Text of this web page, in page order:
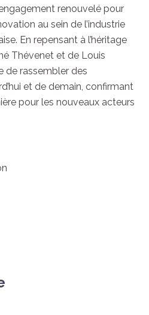
renouvelé pour
au sein de l’industrie
En repensant à l’héritage
Thévenet et de Louis
de rassembler des
et de demain, confirmant
pour les nouveaux acteurs